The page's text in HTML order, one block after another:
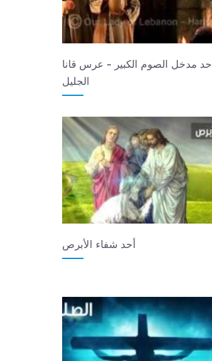
أحد مدخل الصوم الكبير - عرس قانا
الجليل
أحد شفاء الأبرص